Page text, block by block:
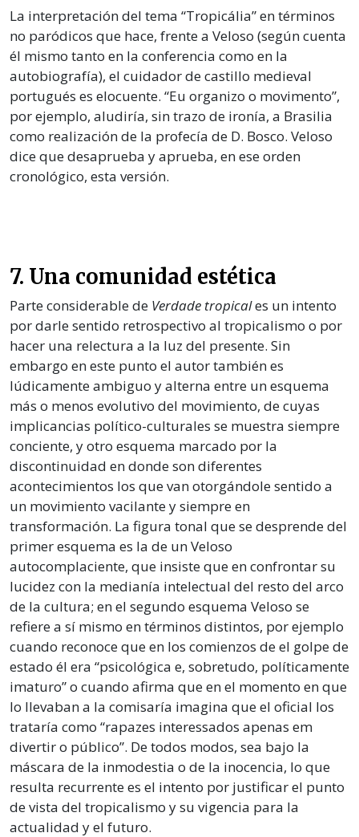
La interpretación del tema “Tropicália” en términos
no paródicos que hace, frente a Veloso (según cuenta
él mismo tanto en la conferencia como en la
autobiografía), el cuidador de castillo medieval
portugués es elocuente. “Eu organizo o movimento”,
por ejemplo, aludiría, sin trazo de ironía, a Brasilia
como realización de la profecía de D. Bosco. Veloso
dice que desaprueba y aprueba, en ese orden
cronológico, esta versión.
7. Una comunidad estética
Parte considerable de Verdade tropicales un intento
por darle sentido retrospectivo al tropicalismo o por
hacer una relectura a la luz del presente. Sin
embargo en este punto el autor también es
lúdicamente ambiguo y alterna entre un esquema
más o menos evolutivo del movimiento, de cuyas
implicancias político-culturales se muestra siempre
conciente, y otro esquema marcado por la
discontinuidad en donde son diferentes
acontecimientos los que van otorgándole sentido a
un movimiento vacilante y siempre en
transformación. La figura tonal que se desprende del
primer esquema es la de un Veloso
autocomplaciente, que insiste que en confrontar su
lucidez con la medianía intelectual del resto del arco
de la cultura; en el segundo esquema Veloso se
refiere a sí mismo en términos distintos, por ejemplo
cuando reconoce que en los comienzos de el golpe de
estado él era “psicológica e, sobretudo, políticamente
imaturo” o cuando afirma que en el momento en que
lo llevaban a la comisaría imagina que el oficial los
trataría como “rapazes interessados apenas em
divertir o público”. De todos modos, sea bajo la
máscara de la inmodestia o de la inocencia, lo que
resulta recurrente es el intento por justificar el punto
de vista del tropicalismo y su vigencia para la
actualidad y el futuro.